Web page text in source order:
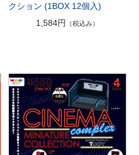
クション (1BOX 12個入)
1,584円
（税込み）